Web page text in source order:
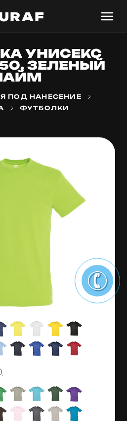
УНИСЕКС
ЗЕЛЕНЫЙ
ПОД НАНЕСЕНИЕ
ФУТБОЛКИ